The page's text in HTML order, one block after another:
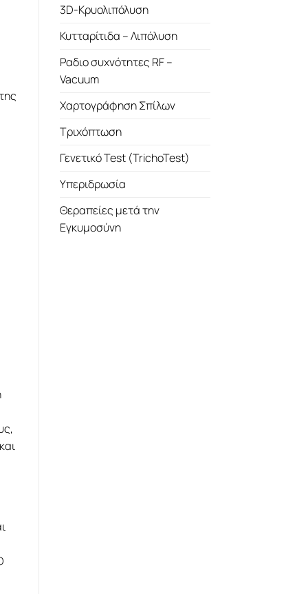
3D-Κρυολιπόλυση
Κυτταρίτιδα – Λιπόλυση
Ραδιο συχνότητες RF –
Vacuum
Χαρτογράφηση Σπίλων
Τριχόπτωση
Γενετικό Test (TrichoTest)
Υπεριδρωσία
Θεραπείες μετά την
Εγκυμοσύνη